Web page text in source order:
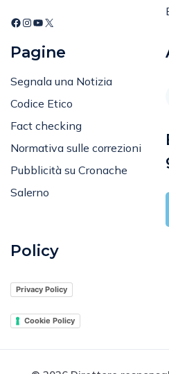
Pagine
Segnala una Notizia
Codice Etico
Fact checking
Normativa sulle correzioni
Pubblicità su Cronache
Salerno
Policy
Privacy Policy
Cookie Policy